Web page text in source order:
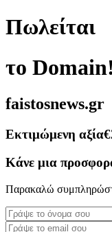
Πωλείται
το Domain!
faistosnews.gr
Εκτιμώμενη αξία
Κάνε μια
Παρακαλώ